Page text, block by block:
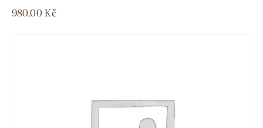
980,00 Kč